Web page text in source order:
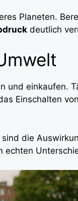
Planeten.
deutlich
und einkaufen.
Einschalten von
die
echten